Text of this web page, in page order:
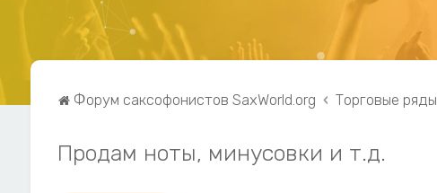
Форум саксофонистов SaxWorld.org Торговые ряды
Продам ноты, минусовки и т.д.